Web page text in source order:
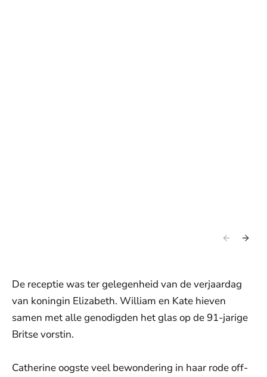
De receptie was ter gelegenheid van de verjaardag
van koningin Elizabeth. William en Kate hieven
samen met alle genodigden het glas op de 91-jarige
Britse vorstin.
Catherine oogste veel bewondering in haar rode off-